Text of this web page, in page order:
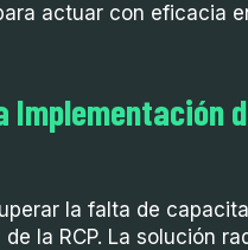
actuar con eficacia
Implementación
la falta de
la RCP. La solución